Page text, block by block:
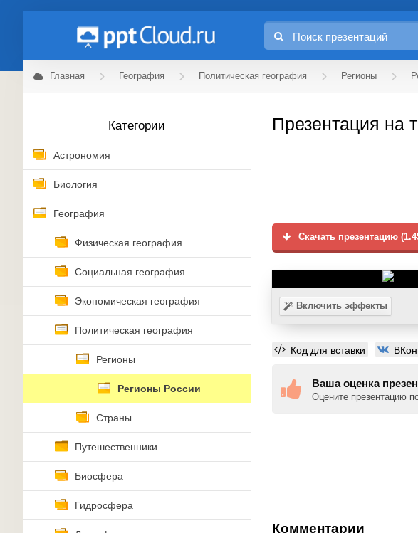
Главная География Политическая география Регионы
Категории
Астрономия
Биология
География
Физическая география
Социальная география
Экономическая география
Политическая география
Регионы
Регионы России
Страны
Путешественники
Биосфера
Гидросфера
Презентация на
Скачать презентацию
Включить эффекты
Код для вставки
Ваша оценка
Оцените презентацию
Комментарии